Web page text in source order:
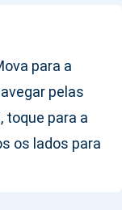
para a
pelas
toque para a
os lados para